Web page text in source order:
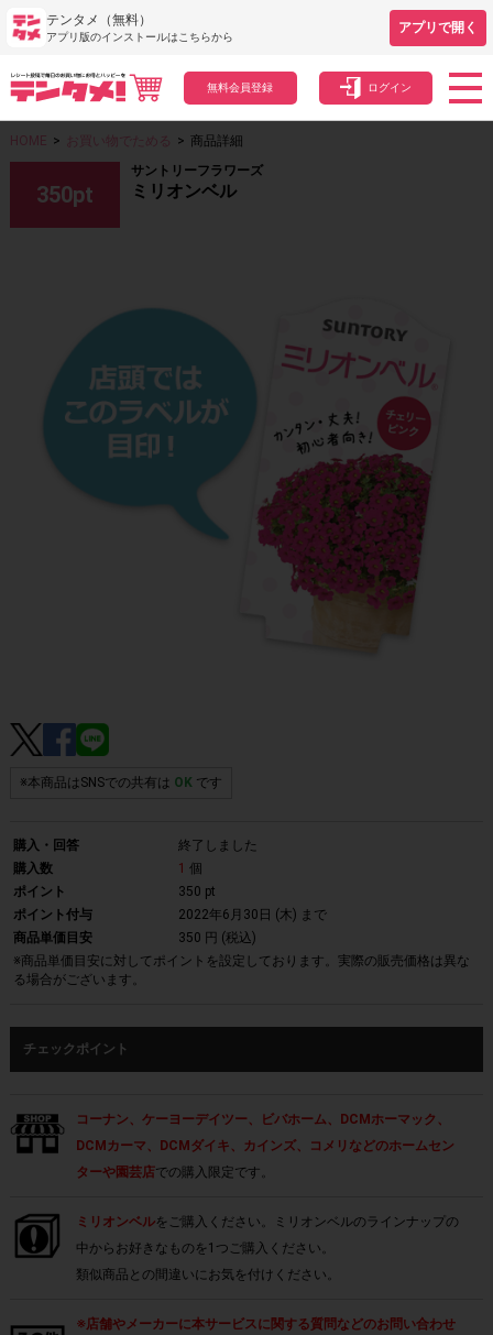
テンタメ（無料）
アプリ版のインストールはこちらから
アプリで開く
無料会員登録 ログイン
HOME > お買い物でためる > 商品詳細
350pt
サントリーフラワーズ
ミリオンベル
※本商品はSNSでの共有は OKです
購入・回答
終了しました
購入数
1 個
ポイント
350 pt
ポイント付与
2022年6月30日 (木) まで
商品単価目安
350 円 (税込)
※商品単価目安に対してポイントを設定しております。実際の販売価格は異な
る場合がございます。
チェックポイント
コーナン、ケーヨーデイツー、ビバホーム、DCMホーマック、
DCMカーマ、DCMダイキ、カインズ、コメリなどのホームセン
ターや園芸店での購入限定です。
ミリオンベルをご購入ください。ミリオンベルのラインナップの
中からお好きなものを1つご購入ください。
類似商品との間違いにお気を付けください。
※店舗やメーカーに本サービスに関する質問などのお問い合わせ